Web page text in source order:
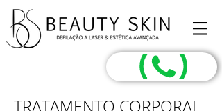
TRATAMENTO CORPORAL